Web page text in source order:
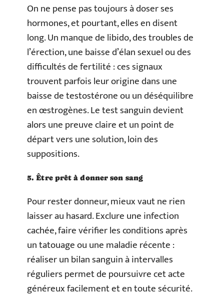
On ne pense pas toujours à doser ses
hormones, et pourtant, elles en disent
long. Un manque de libido, des troubles de
l’érection, une baisse d’élan sexuel ou des
difficultés de fertilité : ces signaux
trouvent parfois leur origine dans une
baisse de testostérone ou un déséquilibre
en œstrogènes. Le test sanguin devient
alors une preuve claire et un point de
départ vers une solution, loin des
suppositions.
5. Être prêt à donner son sang
Pour rester donneur, mieux vaut ne rien
laisser au hasard. Exclure une infection
cachée, faire vérifier les conditions après
un tatouage ou une maladie récente :
réaliser un bilan sanguin à intervalles
réguliers permet de poursuivre cet acte
généreux facilement et en toute sécurité.